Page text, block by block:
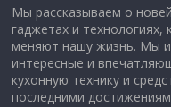
Мы рассказываем о
гаджетах и
меняют нашу жизнь. Мы
интересные и
кухонную технику и
последними